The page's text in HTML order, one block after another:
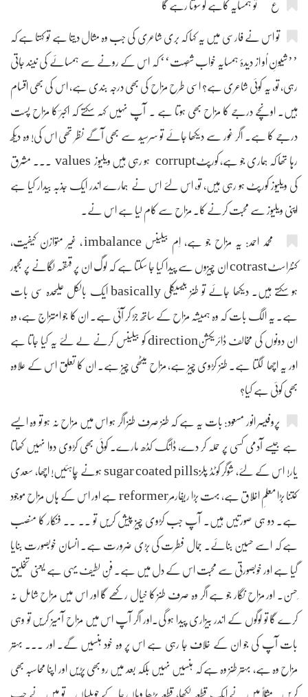
ع تو ہمسایہ کاہے کو سوتا رہے گا
تو اس نے فارسی میں یہ کہا کہ بری شاعری کی جب وہ مثال دیتا ہے تو کہتا ہے کہ
’’شیونِ اُو از دیدۂ ہمسایہ خواب شُصت‘‘ کہ اس کے رونے سے ہمسائے کی نیند جاتی
رہی، تو، یہ کوئی شاعری ہے؟ اسی طرح مزاح کی بھی درجہ بندی ہے، اس کی بھی اقسام
ہیں۔ اونچے درجے کا مزاح بھی ہوتا ہے ۔ آپ نہیں کہہ سکتے کہ اکبرؔ کا مزاح پست
درجے کا ہے۔ اگر غور سے دیکھا جائے تو سرسیّد سے بھی آگے نظر تھی اس کی! وہ دیکھ
رہا تھا کہ ہماری جو ہے، کورپٹcorrupt ہو رہی ہیں ویلیوز values ۔۔۔ مشرق
کی ویلیوز کورپٹ ہو رہی ہیں، تو، اس لئے اس نے ہمارے اندر ایک جذبہ بیدار کیا ہے
اپنی ویلیوز سے محبت کرنے کا۔ مزاح سے کام لیا ہے اس نے۔
محمد احمد: یہ مزاح جو ہے، اِم بیلینس imbalance ، غیر متوازن کیفیت،
کنٹراسٹcotrast ان چیزوں سے پیدا کیا جا سکتا ہے کہ لوگ ان پر قہقہہ لگانے پر مجبور
ہو سکتے ہیں۔ دیکھا جائے تو طنز بیسیکلی basically ایک بالکل علیحدہ سی بات
ہے۔ یہ الگ بات کہ وہ ہمیشہ مزاح کے ساتھ جڑ کر آئی ہے۔ ان کا جو امتزاج ہے، وہ
ان دونوں کی مخالف ڈائریکشنdirection کو بیلینس کرنے لے لئے یہ کیا جاتا ہے
اور یہ اچھا لگتا ہے۔ طنز کڑوی چیز ہے، مزاح میٹھی چیز ہے۔ ان کا تعلق اس کے علاوہ
بھی کوئی ہے کیا؟
پروفیسر انور مسعود: بات یہ ہے کہ طنز صرف طنز اگر ہو اس میں مزاح نہ ہو تو وہ ایسے
ہے جیسے آدمی کسی پر حملہ کر دے، ڈانگ کڈھ مارے۔ کوئی بھی کڑوی دوا نہیں کھاتا
یار! اس کے لئے، شوگر کوٹڈ پلزsugar coated pills ہونے چاہئیں! اچھا، سعدی
کتنا بڑا معلمِ اخلاق ہے، بہت بڑا ریفارمرreformer ہے اور اس کے ہاں مزاح موجود
ہے۔ دو ہی صورتیں ہیں۔ آپ جب کڑوی چیز پیش کریں تو ۔۔ ۔۔ فنکار کا منصب
ہے کہ اسے حسین بنائے۔ جمال فطرت کی بڑی ضرورت ہے۔ انسان خوبصورت بنایا
گیا ہے اور خوبصورتی سے محبت اس کے دل میں ہے۔ فنِ لطیف یہی ہے یعنی تخلیق
ِحسن۔ اور مزاح نگار جو ہے اگر وہ صرف طنز کا خیال رکھے گا اور اس میں مزاح شامل نہ
کرے گا تو لوگوں کے اندر بیزاری پیدا ہو گی۔اور اگر آپ اس میں مزاح آمیز کریں تو وہی
بات آپ کی جو ان کے خلاف جا رہی ہے اس پر وہ خود ہنسیں گے۔ اور ۔۔۔ بہتر
مزاح وہ ہے، بہتر طنز وہ ہے کہ ہنسیں نہیں بلکہ بعد میں رو بھی پڑیں اور اپنا محاسبہ بھی
کریں۔ مثلاً میں نے ایک قطعہ لکھا، قطعہ پڑھا وہاں جا کے حویلیاں ۔ تو میں نے جب